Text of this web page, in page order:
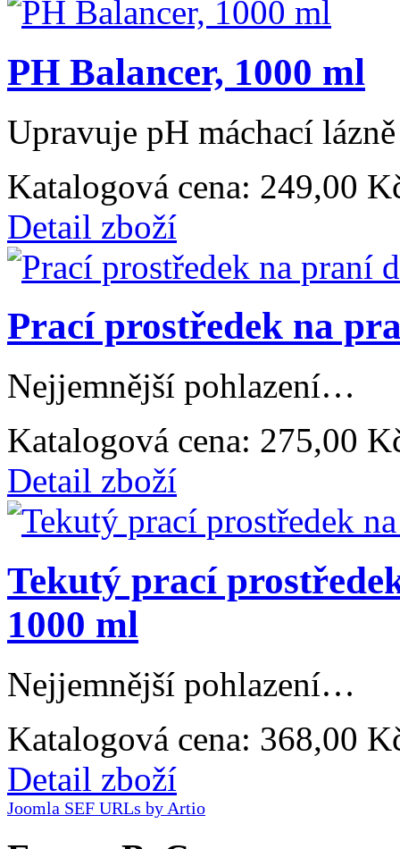
PH Balancer, 1000 ml
Upravuje pH máchací
Katalogová cena: 249,00
Detail zboží
Prací prostředek na
Nejjemnější pohlazení…
Katalogová cena: 275,00
Detail zboží
Tekutý prací
1000 ml
Nejjemnější pohlazení…
Katalogová cena: 368,00
Detail zboží
Joomla SEF URLs by Artio